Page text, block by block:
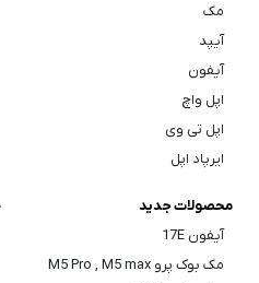
مک
آیپد
آیفون
اپل واچ
اپل تی وی
ایرپاد اپل
محصولات جدید
آیفون 17E
مک بوک پرو M5 Pro , M5 max